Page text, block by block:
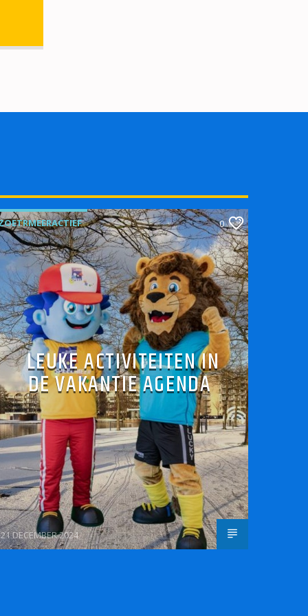
0
LEUKE ACTIVITEITEN IN
DE VAKANTIE AGENDA
21 DECEMBER 2024